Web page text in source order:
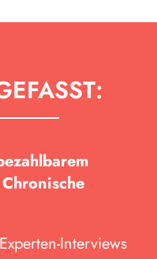
Interviews